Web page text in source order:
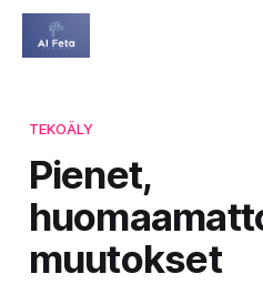
TEKOÄLY
Pienet,
muutokset